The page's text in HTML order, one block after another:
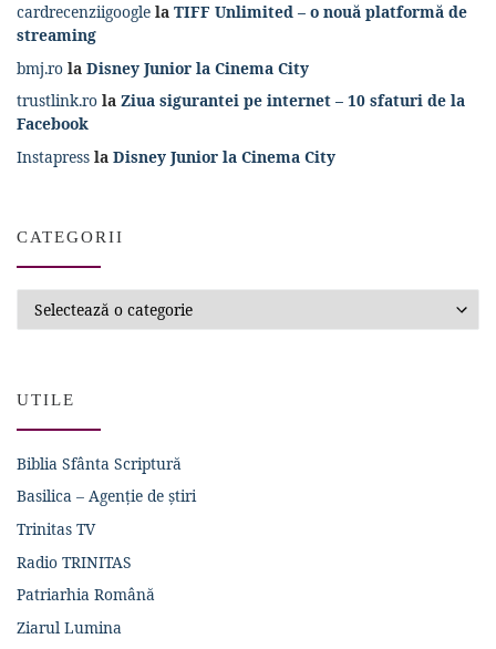
cardrecenziigoogle la TIFF Unlimited – o nouă platformă de
streaming
bmj.ro la Disney Junior la Cinema City
trustlink.ro la Ziua sigurantei pe internet – 10 sfaturi de la
Facebook
Instapress la Disney Junior la Cinema City
CATEGORII
UTILE
Biblia Sfânta Scriptură
Basilica – Agenție de știri
Trinitas TV
Radio TRINITAS
Patriarhia Română
Ziarul Lumina